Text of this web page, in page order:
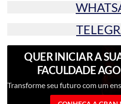
QUER INICIAR A
FACULDADE